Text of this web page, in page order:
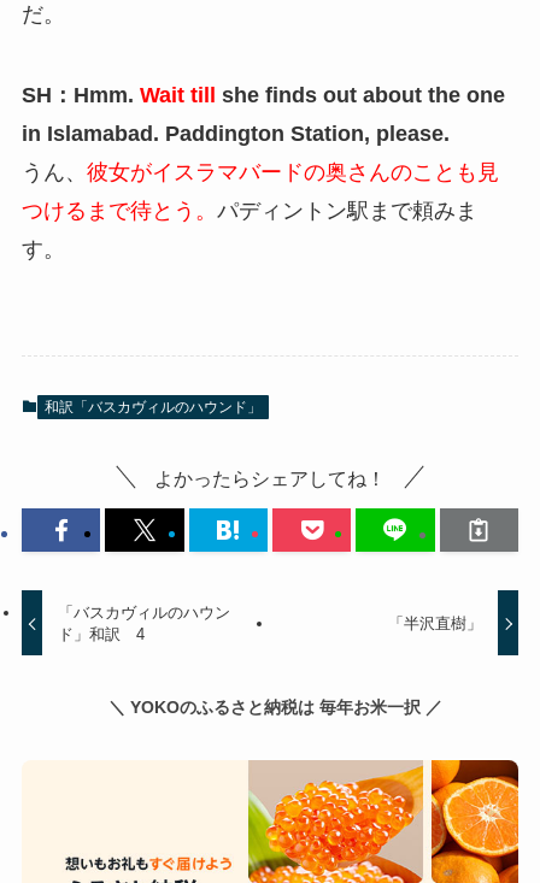
だ。
SH：Hmm. Wait till she finds out about the one
in Islamabad. Paddington Station, please.
うん、 彼女がイスラマバードの奥さんのことも見
つけるまで待とう。 パディントン駅まで頼みま
す。
和訳「バスカヴィルのハウンド」
よかったらシェアしてね！
「バスカヴィルのハウン
ド」和訳 4
「半沢直樹」
＼ YOKOのふるさと納税は 毎年お米一択 ／